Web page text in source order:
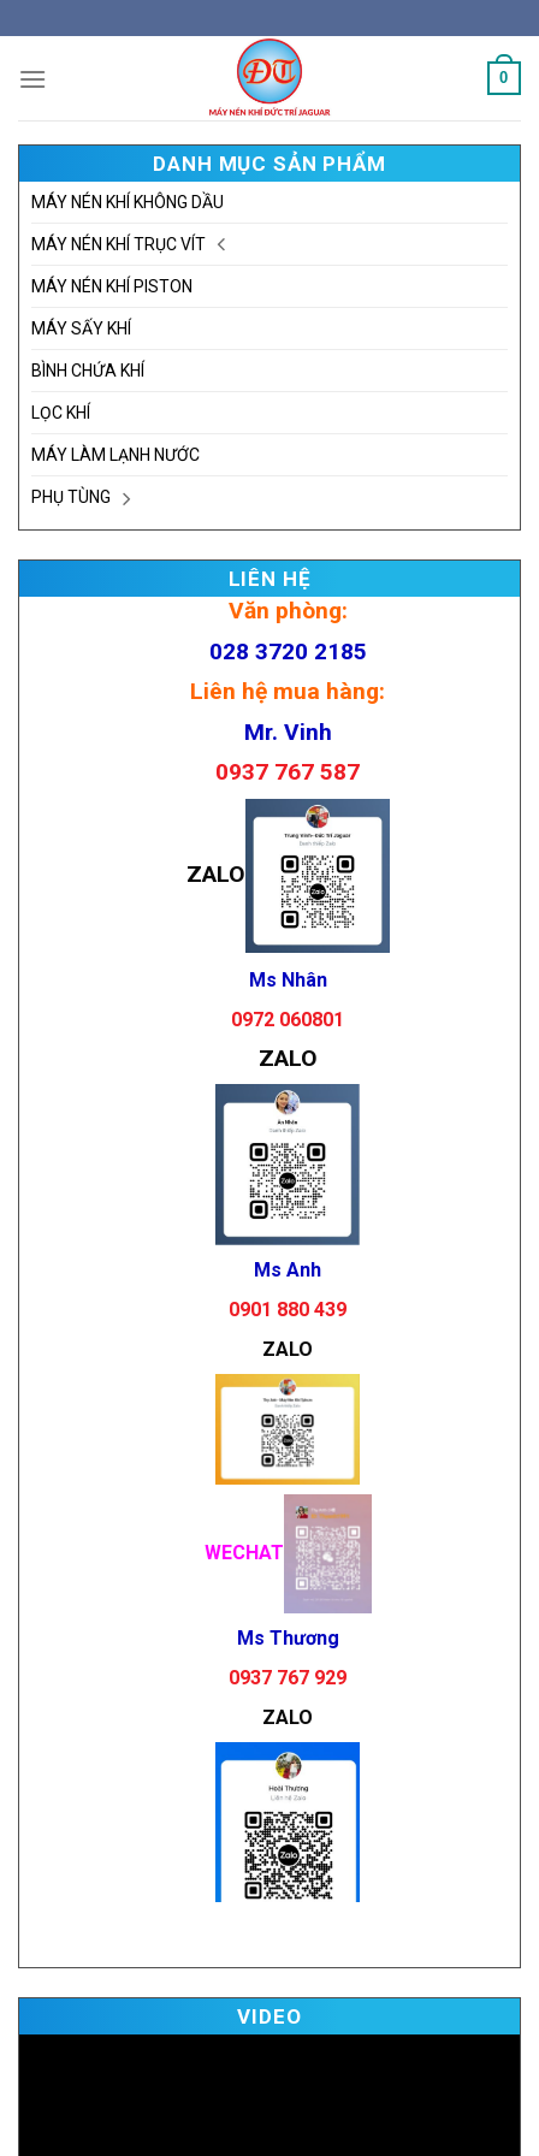
to
content
0
DANH MỤC SẢN PHẨM
MÁY NÉN KHÍ KHÔNG DẦU
MÁY NÉN KHÍ TRỤC VÍT
MÁY NÉN KHÍ PISTON
MÁY SẤY KHÍ
BÌNH CHỨA KHÍ
LỌC KHÍ
MÁY LÀM LẠNH NƯỚC
PHỤ TÙNG
LIÊN HỆ
Văn phòng:
028 3720 2185
Liên hệ mua hàng:
Mr. Vinh
0937 767 587
ZALO
Ms Nhân
0972 060801
ZALO
Ms Anh
0901 880 439
ZALO
WECHAT
Ms Thương
0937 767 929
ZALO
VIDEO